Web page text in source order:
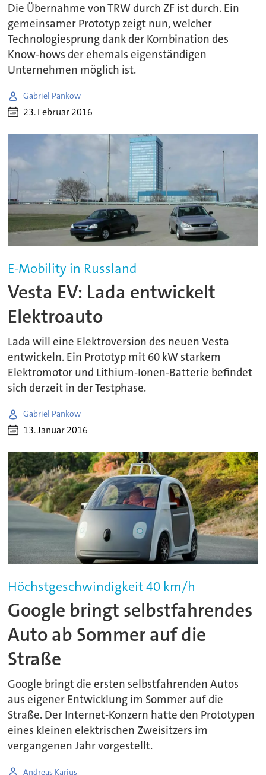
Die Übernahme von TRW durch ZF ist durch. Ein
gemeinsamer Prototyp zeigt nun, welcher
Technologiesprung dank der Kombination des
Know-hows der ehemals eigenständigen
Unternehmen möglich ist.
Gabriel Pankow
23. Februar 2016
E-Mobility in Russland
Vesta EV: Lada entwickelt
Elektroauto
Lada will eine Elektroversion des neuen Vesta
entwickeln. Ein Prototyp mit 60 kW starkem
Elektromotor und Lithium-Ionen-Batterie befindet
sich derzeit in der Testphase.
Gabriel Pankow
13. Januar 2016
Höchstgeschwindigkeit 40 km/h
Google bringt selbstfahrendes
Auto ab Sommer auf die
Straße
Google bringt die ersten selbstfahrenden Autos
aus eigener Entwicklung im Sommer auf die
Straße. Der Internet-Konzern hatte den Prototypen
eines kleinen elektrischen Zweisitzers im
vergangenen Jahr vorgestellt.
Andreas Karius